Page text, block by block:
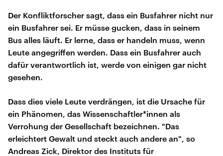
Der Konfliktforscher sagt, dass ein Busfahrer nicht nur
ein Busfahrer sei. Er müsse gucken, dass in seinem
Bus alles läuft. Er lerne, dass er handeln muss, wenn
Leute angegriffen werden. Dass ein Busfahrer auch
dafür verantwortlich ist, werde von einigen gar nicht
gesehen.
Dass dies viele Leute verdrängen, ist die Ursache für
ein Phänomen, das Wissenschaftler*innen als
Verrohung der Gesellschaft bezeichnen. "Das
erleichtert Gewalt und steckt auch andere an", so
Andreas Zick, Direktor des Instituts für